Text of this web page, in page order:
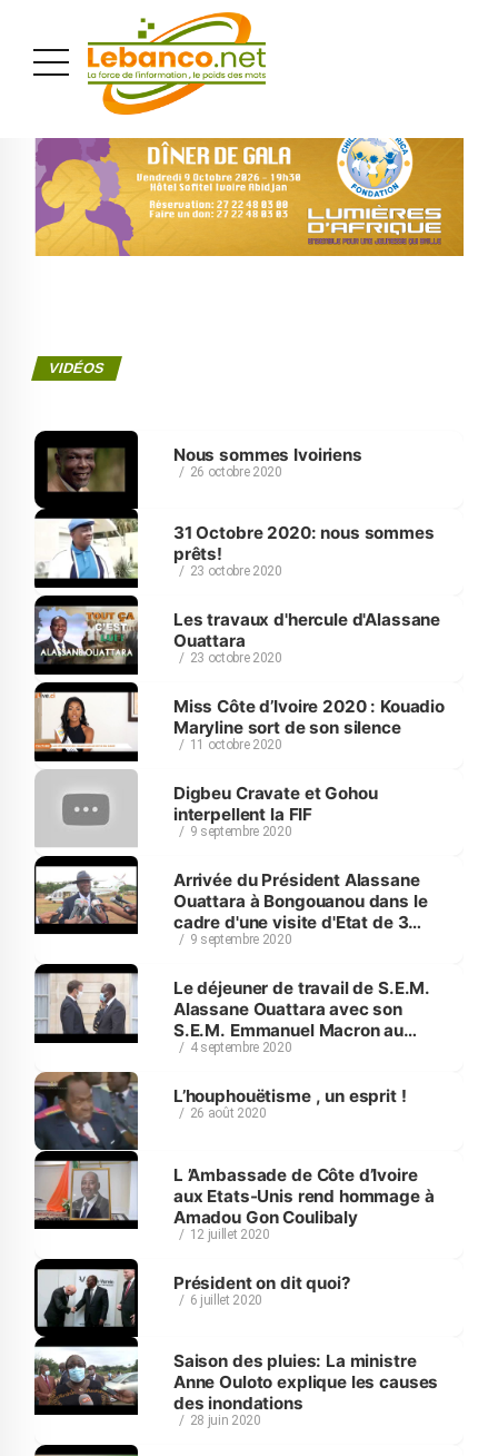
VIDÉOS
Nous sommes Ivoiriens
26 octobre 2020
31 Octobre 2020: nous sommes
prêts!
23 octobre 2020
Les travaux d'hercule d'Alassane
Ouattara
23 octobre 2020
Miss Côte d’Ivoire 2020 : Kouadio
Maryline sort de son silence
11 octobre 2020
Digbeu Cravate et Gohou
interpellent la FIF
9 septembre 2020
Arrivée du Président Alassane
Ouattara à Bongouanou dans le
cadre d'une visite d'Etat de 3
jours.
9 septembre 2020
Le déjeuner de travail de S.E.M.
Alassane Ouattara avec son
S.E.M. Emmanuel Macron au
Palais de l'Elysée.
4 septembre 2020
L’houphouëtisme , un esprit !
26 août 2020
L ’Ambassade de Côte d’Ivoire
aux Etats-Unis rend hommage à
Amadou Gon Coulibaly
12 juillet 2020
Président on dit quoi?
6 juillet 2020
Saison des pluies: La ministre
Anne Ouloto explique les causes
des inondations
28 juin 2020